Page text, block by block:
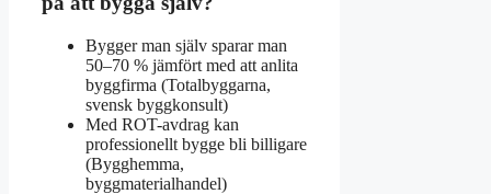
Bygger man själv sparar man
50–70 % jämfört med att anlita
byggfirma (Totalbyggarna,
svensk byggkonsult)
Med ROT-avdrag kan
professionellt bygge bli billigare
(Bygghemma,
byggmaterialhandel)